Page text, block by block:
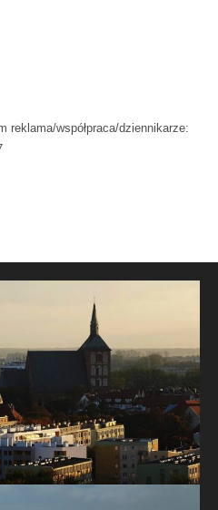
reklama/współpraca/dziennikarze: